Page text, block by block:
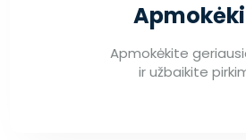
Apmokėkite
ir užbaikite